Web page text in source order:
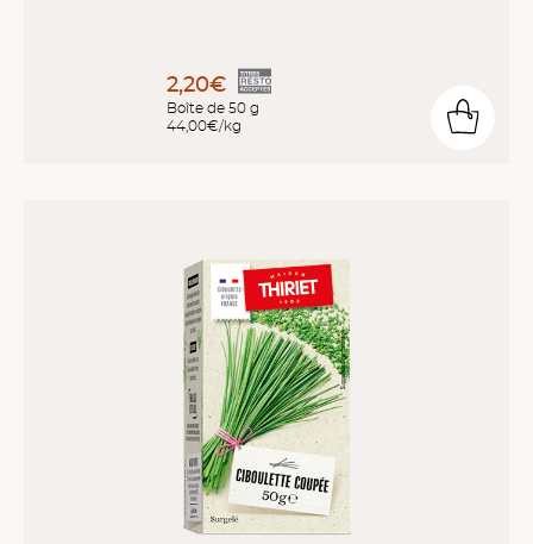
2,20€
Boîte de 50 g
44,00€/kg